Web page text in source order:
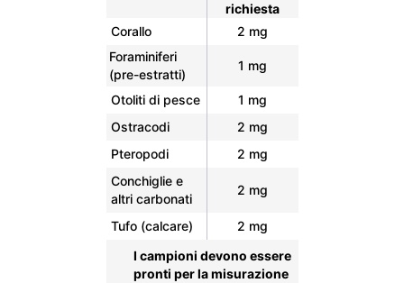
richiesta
Corallo
2 mg
Foraminiferi
(pre-estratti)
1 mg
Otoliti di pesce
1 mg
Ostracodi
2 mg
Pteropodi
2 mg
Conchiglie e
altri carbonati
2 mg
Tufo (calcare)
2 mg
I campioni devono essere
pronti per la misurazione